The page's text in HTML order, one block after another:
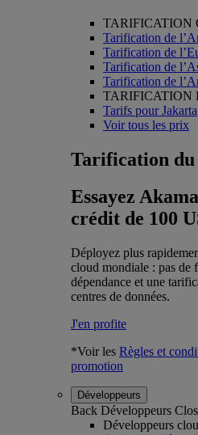
TARIFICATION
Tarification de
Tarification de
Tarification de
Tarification de
TARIFICATION
Tarifs pour Jakarta
Voir tous les prix
Tarification du
Essayez
crédit de 100
Déployez plus
cloud mondiale : pas de
dépendance et une
centres de données.
J'en profite
*Voir les Règles et
promotion
Développeurs
Back Développeurs
Développeurs